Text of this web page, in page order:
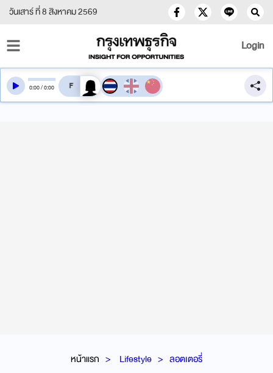
วันเสาร์ ที่ 8 สิงหาคม 2569
Login
หน้าแรก Lifestyle ลอตเตอรี่
0:00/0:00 สลับเสียงอ่าน